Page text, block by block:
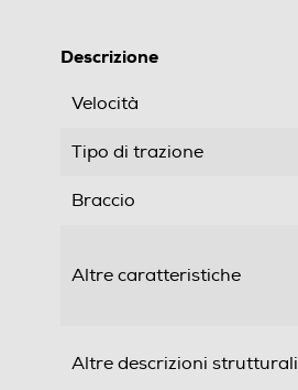
Descrizione
Velocità
Tipo di trazione
Braccio
Altre caratteristiche
Altre descrizioni strutturali